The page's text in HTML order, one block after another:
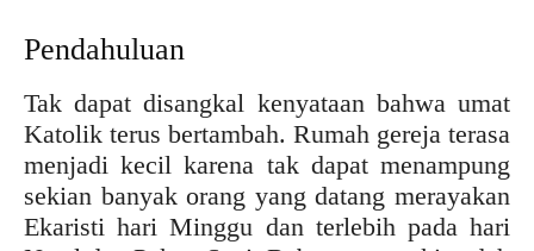
Pendahuluan
Tak dapat disangkal kenyataan bahwa umat
Katolik terus bertambah. Rumah gereja terasa
menjadi kecil karena tak dapat menampung
sekian banyak orang yang datang merayakan
Ekaristi hari Minggu dan terlebih pada hari